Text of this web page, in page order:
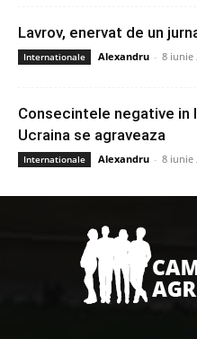
Lavrov, enervat de un
Internationale Alexandru - 8 iunie
Consecintele negative in
Ucraina se agraveaza
Internationale Alexandru - 8 iunie